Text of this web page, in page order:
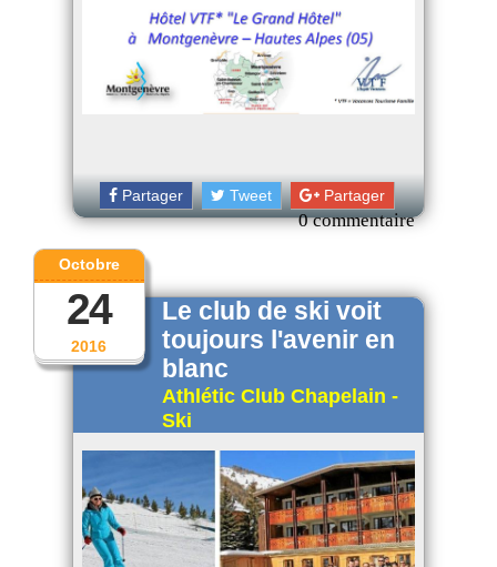
Partager Tweet Partager
0 commentaire
2016
Octobre
24
Le club de ski voit
toujours l'avenir en
blanc
Athlétic Club Chapelain -
Ski